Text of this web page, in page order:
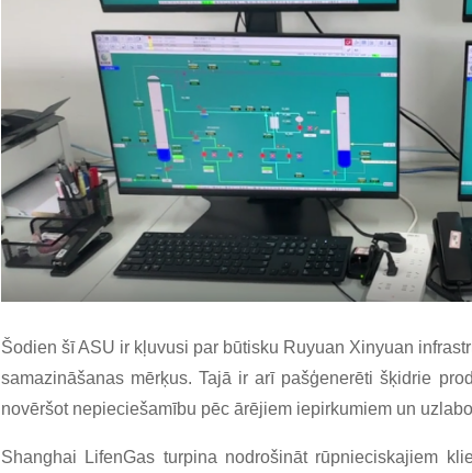
Šodien šī ASU ir kļuvusi par būtisku Ruyuan Xinyuan
samazināšanas mērķus. Tajā ir arī pašģenerēti šķidrie
novēršot nepieciešamību pēc ārējiem iepirkumiem un
Shanghai LifenGas turpina nodrošināt rūpnieciskajiem